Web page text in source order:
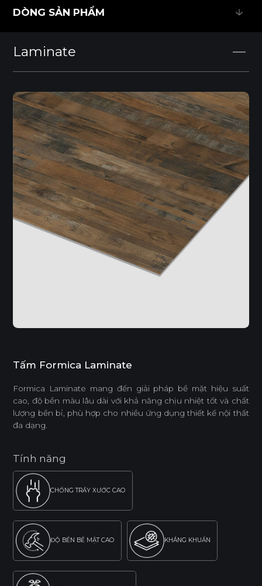
DÒNG SẢN PHẨM
Laminate
Tấm Formica Laminate
Formica Laminate mang đến giải pháp bề mặt hiệu suất
cao, độ bền màu lâu dài với khả năng chịu nhiệt tốt và chất
lượng bền bỉ, phù hợp cho nhiều ứng dụng thiết kế nội thất
đa dạng.
Tính năng
CHỐNG TRẦY XƯỚC CAO
ĐỘ BỀN BỀ MẶT CAO KHÁNG KHUẨN